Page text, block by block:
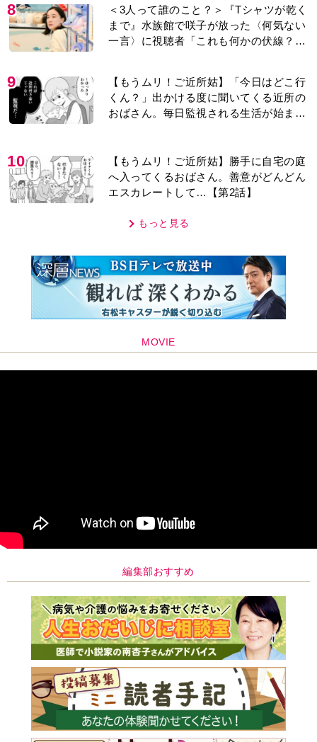
8
＜3人って誰のこと？＞『Tシャツが乾く
まで』水族館で咲子が放った〈何気ない
一言〉に視聴者「これも何かの伏線？」
9
【もうムリ！ご近所姑】「今日はどこ行
くん？」出かける度に聞いてくる近所の
おばさん。毎日監視される生活が始ま
10
【もうムリ！ご近所姑】勝手に自宅の庭
へ入ってくるおばさん。善意がどんどん
エスカレートして…【第2話】
もっと見る
MOVIE
編集部おすすめ